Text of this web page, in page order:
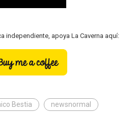
independiente, apoya La Caverna aquí:
Bestia newsnormal